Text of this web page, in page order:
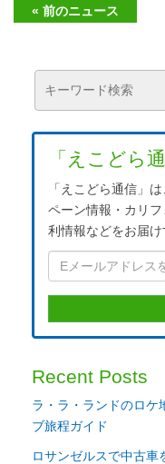
« 前のニュース
「えこどら
「えこどら通信」
ペーン情報・カリ
利情報などをお届け
Recent Posts
ラ・ラ・ランドのロケ
ブ旅程ガイド
ロサンゼルスで中古